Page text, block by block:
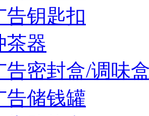
告钥匙扣
茶器
告密封盒/调味
告储钱罐